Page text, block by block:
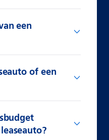
een
of een